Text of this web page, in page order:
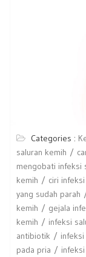
Categories :
saluran kemih
mengobati infeksi
kemih
ciri
yang sudah parah
kemih
gejala
kemih
infeksi
antibiotik
pada pria